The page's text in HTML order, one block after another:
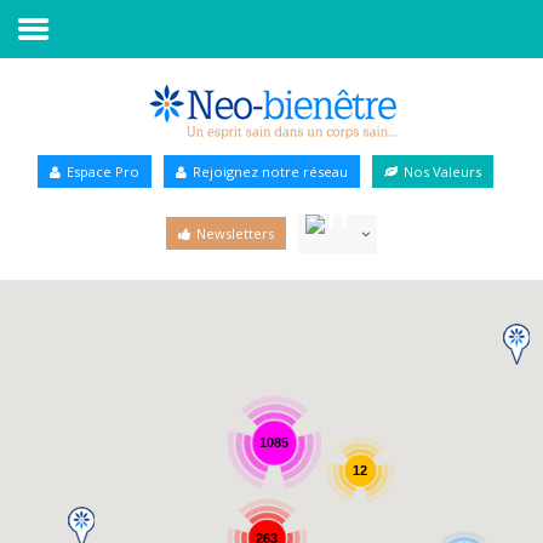
Annuaire Bien-être
Espace Pro Rejoignez notre réseau Nos Valeurs
Newsletters
1085
263
12